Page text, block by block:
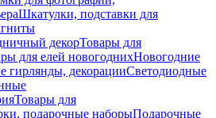
Шкатулки, подставки для
декорТовары для
для елей новогоднихНовогодние
гирлянды, декорацииСветодиодные
Товары для
подарочные наборыПодарочные